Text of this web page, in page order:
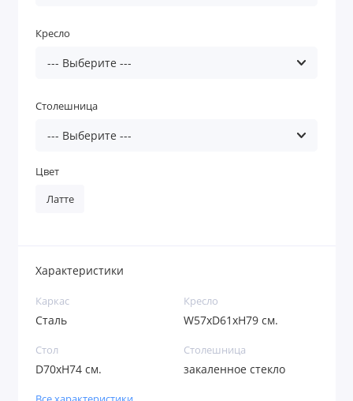
Кресло
Столешница
Цвет
Латте
Характеристики
Каркас
Сталь
Кресло
W57xD61xH79 см.
Стол
D70xH74 см.
Столешница
закаленное стекло